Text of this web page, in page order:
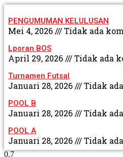
PENGUMUMAN KELULUSAN
Mei 4, 2026 Tidak ada
Lporan BOS
April 29, 2026 Tidak ada
Turnamen Futsal
Januari 28, 2026 Tidak
POOL B
Januari 28, 2026 Tidak
POOL A
Januari 28, 2026 Tidak